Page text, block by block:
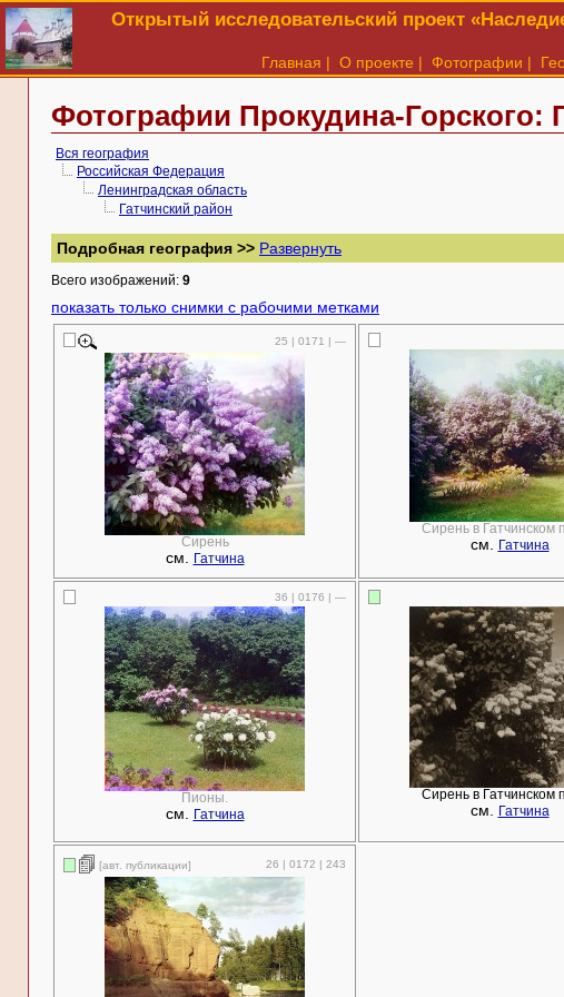
Открытый исследовательский проект
Главная | О проекте | Фотографии |
Фотографии Прокудина-Горского:
Вся география
Российская Федерация
Ленинградская область
Гатчинский район
Подробная география >> Развернуть
Всего изображений: 9
показать только снимки с рабочими метками
25 | 0171 | —
Сирень
см. Гатчина
Сирень в Гатчинском
см. Гатчина
36 | 0176 | —
Пионы.
см. Гатчина
Сирень в Гатчинском
см. Гатчина
[авт. публикации] 26 | 0172 | 243